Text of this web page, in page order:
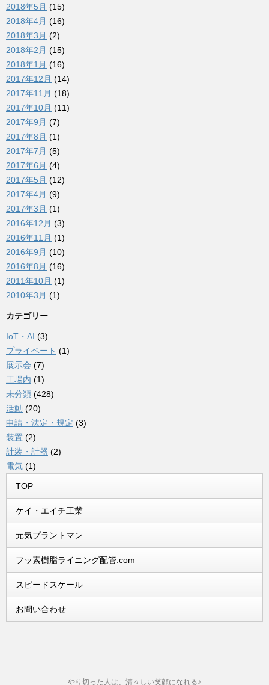
2018年5月 (15)
2018年4月 (16)
2018年3月 (2)
2018年2月 (15)
2018年1月 (16)
2017年12月 (14)
2017年11月 (18)
2017年10月 (11)
2017年9月 (7)
2017年8月 (1)
2017年7月 (5)
2017年6月 (4)
2017年5月 (12)
2017年4月 (9)
2017年3月 (1)
2016年12月 (3)
2016年11月 (1)
2016年9月 (10)
2016年8月 (16)
2011年10月 (1)
2010年3月 (1)
カテゴリー
IoT・AI (3)
プライベート (1)
展示会 (7)
工場内 (1)
未分類 (428)
活動 (20)
申請・法定・規定 (3)
装置 (2)
計装・計器 (2)
電気 (1)
TOP
ケイ・エイチ工業
元気プラントマン
フッ素樹脂ライニング配管.com
スピードスケール
お問い合わせ
やり切った人は、清々しい笑顔になれる♪